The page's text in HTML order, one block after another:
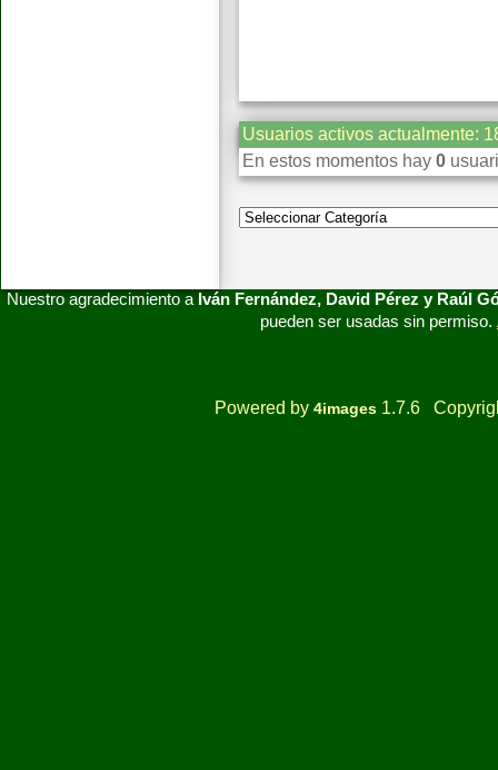
Usuarios activos actualmente:
En estos momentos hay 0
Nuestro agradecimiento a Iván Fernández, David Pérez y Raúl
pueden ser usadas sin permiso.
Powered by 4images 1.7.6